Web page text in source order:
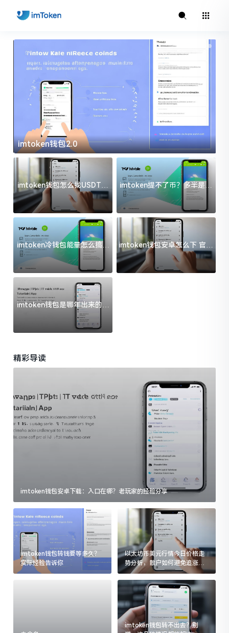
imtoken钱包2.0
imtoken钱包怎么找USDT地
址？三步搞定不踩坑
imtoken提不了币？多半是这
几件事没处理好
imtoken冷钱包能量怎么搞？
过来人告诉你门道
imtoken钱包安卓怎么下 官方
渠道避坑指南
imtoken钱包是哪年出来的？
一文给你说清楚
精彩导读
imtoken钱包安卓下载：入口在哪？老玩家的经验分享
imtoken钱包转钱要等多久？
实际经验告诉你
以太坊币美元行情今日价格走
势分析，散户如何避免追涨杀
跌被套牢
imtoken钱包转不出去？别